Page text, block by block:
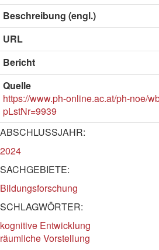
Beschreibung (engl.)
URL
Bericht
Quelle
https://www.ph-online.ac.at/ph-noe/
pLstNr=9939
ABSCHLUSSJAHR:
2024
SACHGEBIETE:
Bildungsforschung
SCHLAGWÖRTER:
kognitive Entwicklung
räumliche Vorstellung